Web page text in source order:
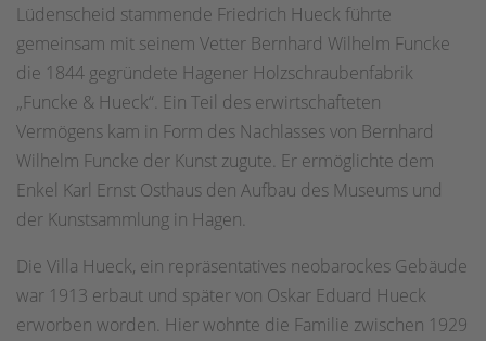
Lüdenscheid stammende Friedrich Hueck führte
gemeinsam mit seinem Vetter Bernhard Wilhelm Funcke
die 1844 gegründete Hagener Holzschraubenfabrik
„Funcke & Hueck“. Ein Teil des erwirtschafteten
Vermögens kam in Form des Nachlasses von Bernhard
Wilhelm Funcke der Kunst zugute. Er ermöglichte dem
Enkel Karl Ernst Osthaus den Aufbau des Museums und
der Kunstsammlung in Hagen.
Die Villa Hueck, ein repräsentatives neobarockes Gebäude
war 1913 erbaut und später von Oskar Eduard Hueck
erworben worden. Hier wohnte die Familie zwischen 1929